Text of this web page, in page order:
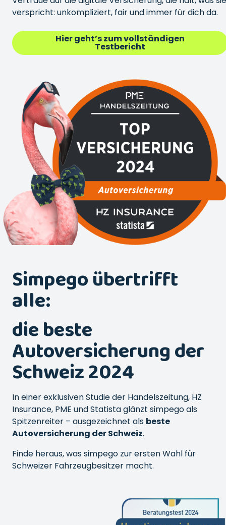
verspricht: unkompliziert, fair und immer für dich da.
Hier geht’s zum vollständigen
Testbericht
Simpego übertrifft
alle:
die beste
Autoversicherung der
Schweiz 2024
In einer exklusiven Studie der Handelszeitung, HZ
Insurance, PME und Statista glänzt simpego als
Spitzenreiter – ausgezeichnet als beste
Autoversicherung der Schweiz.
Finde heraus, was simpego zur ersten Wahl für
Schweizer Fahrzeugbesitzer macht.